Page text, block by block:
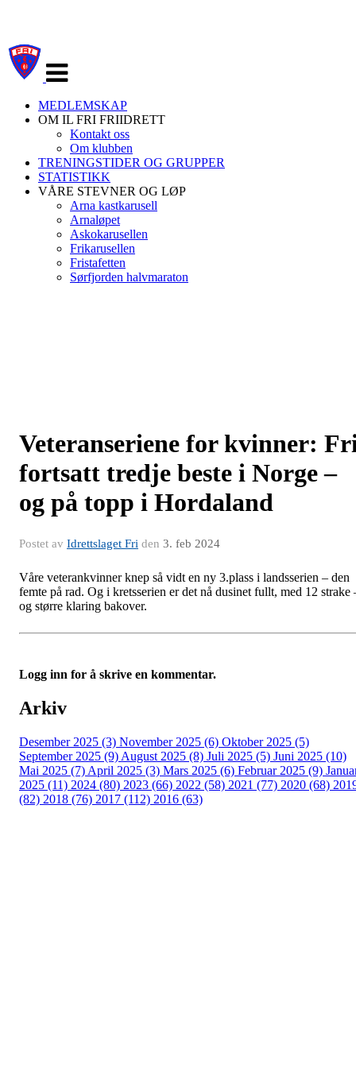
navigasjon
MEDLEMSKAP
OM IL FRI FRIIDRETT
Kontakt oss
Om klubben
TRENINGSTIDER OG GRUPPER
STATISTIKK
VÅRE STEVNER OG LØP
Arna kastkarusell
Arnaløpet
Askokarusellen
Frikarusellen
Fristafetten
Sørfjorden halvmaraton
Veteranseriene for kvinner:
fortsatt tredje beste i Norge –
og på topp i Hordaland
Postet av Idrettslaget Fri den 3. feb 2024
Våre veterankvinner knep så vidt en ny 3.plass i landsserien – den
femte på rad. Og i kretsserien er det nå dusinet fullt, med 12 strake
og større klaring bakover.
Logg inn for å skrive en kommentar.
Arkiv
Desember 2025 (3) November 2025 (6) Oktober 2025 (5)
September 2025 (9) August 2025 (8) Juli 2025 (5) Juni 2025 (10)
Mai 2025 (7) April 2025 (3) Mars 2025 (6) Februar 2025 (9)
2025 (11) 2024 (80) 2023 (66) 2022 (58) 2021 (77) 2020 (68)
(82) 2018 (76) 2017 (112) 2016 (63)